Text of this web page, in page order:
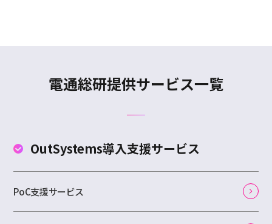
電通総研提供サービス一覧
OutSystems導入支援サービス
PoC支援サービス